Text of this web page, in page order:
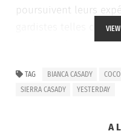
poursuivent leurs
gardistes telles des
explorent des
des femmes et les
nature précaire et
TAG BIANCA CASADY
SIERRA CASADY
YESTERDAY
A